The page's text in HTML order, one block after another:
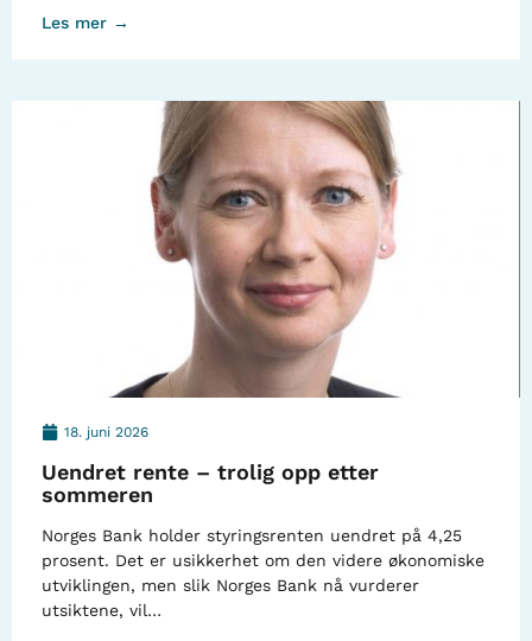
Les mer →
18. juni 2026
Uendret rente – trolig opp etter
sommeren
Norges Bank holder styringsrenten uendret på 4,25
prosent. Det er usikkerhet om den videre økonomiske
utviklingen, men slik Norges Bank nå vurderer
utsiktene, vil…